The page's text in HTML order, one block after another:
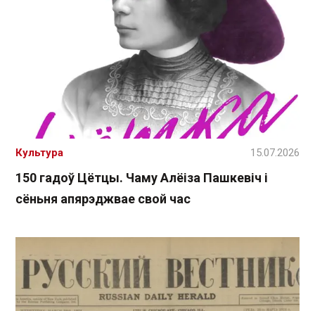
150 гадоў Цётцы. Чаму Алёіза Пашкевіч і
сёньня апярэджвае свой час
Культура 15.07.2026